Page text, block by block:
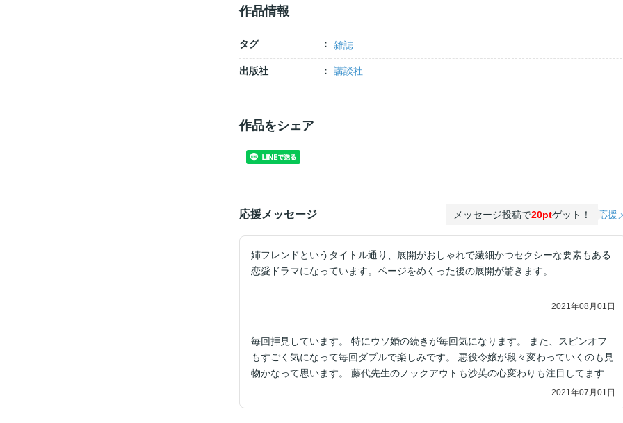
作品情報
タグ 雑誌
出版社 講談社
作品をシェア
応援メッセージ メッセージ投稿で20ptゲット！ 応援
姉フレンドというタイトル通り、展開がおしゃれで繊細かつセクシーな要素もある
恋愛ドラマになっています。ページをめくった後の展開が驚きます。
2021年08月01日
毎回拝見しています。 特にウソ婚の続きが毎回気になります。 また、スピンオフ
もすごく気になって毎回ダブルで楽しみです。 悪役令嬢が段々変わっていくのも見
物かなって思います。 藤代先生のノックアウトも沙英の心変わりも注目してます。
石塚先生のらぶモミも2人がくっついたのも凄く嬉しいです。 極婚は時折えっ！？
2021年07月01日